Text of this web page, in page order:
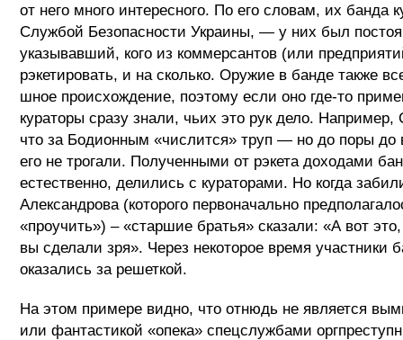
от него много интересного. По его словам, их банда
Службой Безопасности Украины, — у них был
указывавший, кого из коммерсантов (или
рэкетировать, и на сколько. Оружие в банде также
шное происхождение, поэтому если оно где-то
кураторы сразу знали, чьих это рук дело.
что за Бодионным «числится» труп — но до поры до
его не трогали. Полученными от рэкета доходами
естественно, делились с кураторами. Но когда
Александрова (которого первоначально
«проучить») – «старшие братья» сказали: «А вот
вы сделали зря». Через некоторое время участники
оказались за решеткой.
На этом примере видно, что отнюдь не является
или фантастикой «опека» спецслужбами